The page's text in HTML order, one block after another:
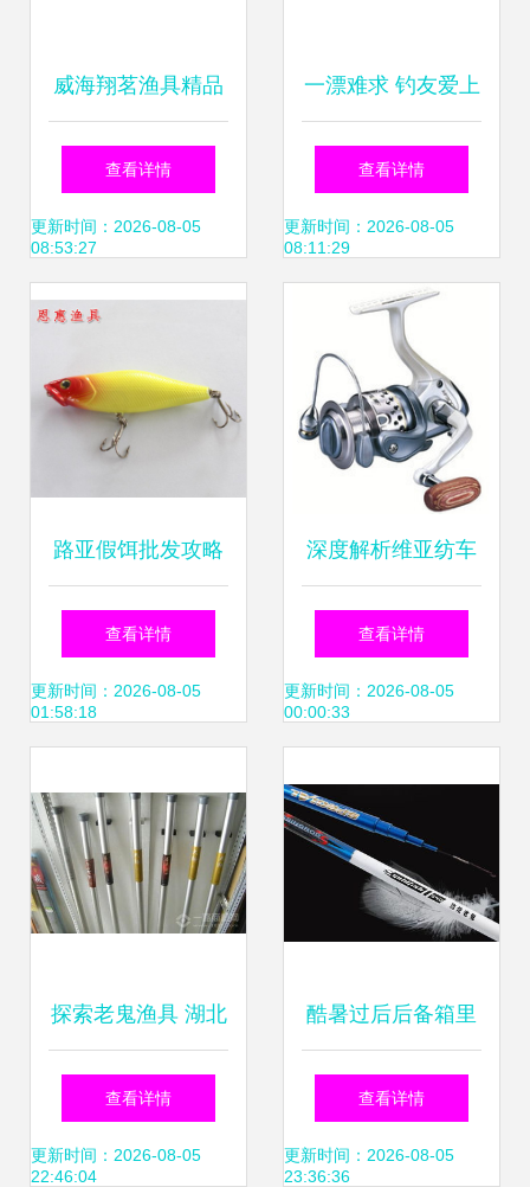
威海翔茗渔具精品
展示 高性价比台钓
竿推荐
查看详情
更新时间：2026-08-05
08:53:27
一漂难求 钓友爱上
的浮漂，不仅仅是
做个配件那么简单
查看详情
更新时间：2026-08-05
08:11:29
路亚假饵批发攻略
巨帝亚酷马水蛭饵
与仿生硬饵实用解
查看详情
更新时间：2026-08-05
01:58:18
深度解析维亚纺车
轮 功能、性能与选
购全指南
查看详情
更新时间：2026-08-05
00:00:33
探索老鬼渔具 湖北
老鬼鱼饵有限责任
公司的商业底蕴与
查看详情
更新时间：2026-08-05
22:46:04
酷暑过后后备箱里
的渔具检测指南及
维护方法
查看详情
更新时间：2026-08-05
23:36:36